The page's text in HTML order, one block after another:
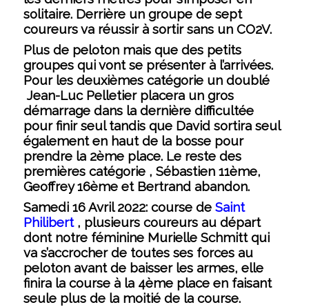
solitaire. Derrière un groupe de sept
coureurs va réussir à sortir sans un CO2V.
Plus de peloton mais que des petits
groupes qui vont se présenter à l’arrivées.
Pour les deuxièmes catégorie un doublé
Jean-Luc Pelletier placera un gros
démarrage dans la dernière difficultée
pour finir seul tandis que David sortira seul
également en haut de la bosse pour
prendre la 2ème place. Le reste des
premières catégorie , Sébastien 11ème,
Geoffrey 16ème et Bertrand abandon.
Samedi 16 Avril 2022: course de Saint
Philibert, plusieurs coureurs au départ
dont notre féminine Murielle Schmitt qui
va s’accrocher de toutes ses forces au
peloton avant de baisser les armes, elle
finira la course à la 4ème place en faisant
seule plus de la moitié de la course.